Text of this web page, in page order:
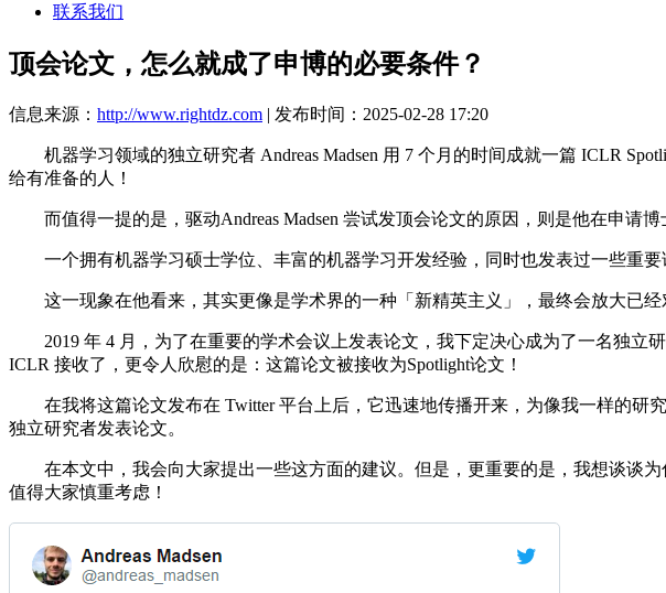
联系我们
顶会论文，怎么就成了申博的必要条件？
信息来源： http://www.rightdz.com | 发布时间：2025-02-28 17:20
机器学习领域的独立研究者 Andreas Madsen 用 7 个月的时间成就一篇 ICLR
给有准备的人！
而值得一提的是，驱动Andreas Madsen 尝试发顶会论文的原因，则是他在申请博
一个拥有机器学习硕士学位、丰富的机器学习开发经验，同时也发表过一些重要
这一现象在他看来，其实更像是学术界的一种「新精英主义」，最终会放大已经
2019 年 4 月，为了在重要的学术会议上发表论文，我下定决心成为了一名独立
ICLR 接收了，更令人欣慰的是：这篇论文被接收为Spotlight论文！
在我将这篇论文发布在 Twitter 平台上后，它迅速地传播开来，为像我一样的研
独立研究者发表论文。
在本文中，我会向大家提出一些这方面的建议。但是，更重要的是，我想谈谈为
值得大家慎重考虑！